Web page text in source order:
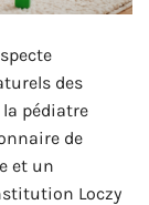
des
la pédiatre
de
et un
Loczy